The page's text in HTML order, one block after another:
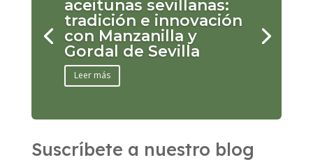
aceitunas sevillanas:
tradición e innovación
con Manzanilla y
Gordal de Sevilla
Leer más
Suscríbete a nuestro blog